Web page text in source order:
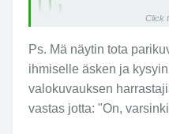
Est sanoi:
Est sanoi: Click
Click
Click
Ps. Mä näytin tota
ihmiselle äsken ja
valokuvauksen
vastas jotta: "On,